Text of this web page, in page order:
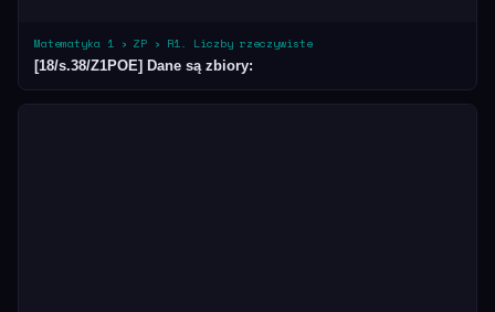
Matematyka 1 › ZP › R1. Liczby rzeczywiste
[18/s.38/Z1POE] Dane są zbiory: